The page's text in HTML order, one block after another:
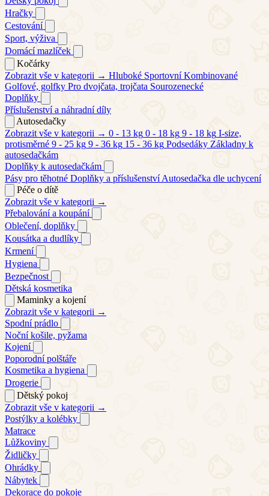
Hračky
Cestování
Sport, výživa
Domácí mazlíček
Kočárky
Zobrazit vše v kategorii → Hluboké Sportovní Kombinované
Golfové, golfky Pro dvojčata, trojčata Sourozenecké
Doplňky
Příslušenství a náhradní díly
Autosedačky
Zobrazit vše v kategorii → 0 - 13 kg 0 - 18 kg 9 - 18 kg I-size,
protisměrné 9 - 25 kg 9 - 36 kg 15 - 36 kg Podsedáky Základny k
autosedačkám
Doplňky k autosedačkám
Pásy pro těhotné Doplňky a příslušenství Autosedačka dle uchycení
Péče o dítě
Zobrazit vše v kategorii →
Přebalování a koupání
Oblečení, doplňky
Kousátka a dudlíky
Krmení
Hygiena
Bezpečnost
Dětská kosmetika
Maminky a kojení
Zobrazit vše v kategorii →
Spodní prádlo
Noční košile, pyžama
Kojení
Poporodní polštáře
Kosmetika a hygiena
Drogerie
Dětský pokoj
Zobrazit vše v kategorii →
Postýlky a kolébky
Matrace
Lůžkoviny
Židličky
Ohrádky
Nábytek
Dekorace do pokoje